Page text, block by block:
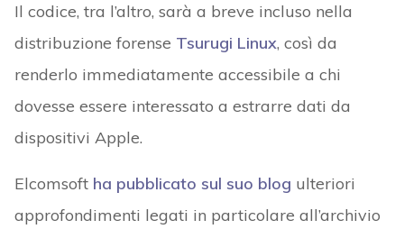
Il codice, tra l’altro, sarà a breve incluso nella
distribuzione forense Tsurugi Linux, così da
renderlo immediatamente accessibile a chi
dovesse essere interessato a estrarre dati da
dispositivi Apple.
Elcomsoft ha pubblicato sul suo blog ulteriori
approfondimenti legati in particolare all’archivio